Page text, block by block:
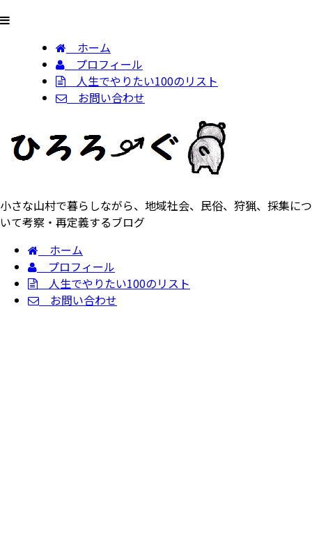
ホーム
プロフィール
人生でやりたい100のリスト
お問い合わせ
小さな山村で暮らしながら、地域社会、民俗、狩猟、採集につ
いて考察・再定義するブログ
ホーム
プロフィール
人生でやりたい100のリスト
お問い合わせ